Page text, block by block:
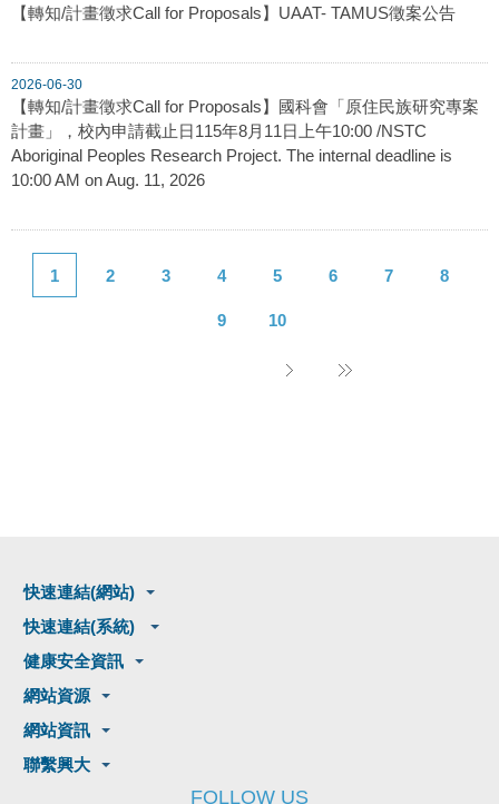
【轉知/計畫徵求Call for Proposals】UAAT- TAMUS徵案公告
2026-06-30
【轉知/計畫徵求Call for Proposals】國科會「原住民族研究專案
計畫」，校內申請截止日115年8月11日上午10:00 /NSTC
Aboriginal Peoples Research Project. The internal deadline is
10:00 AM on Aug. 11, 2026
1 2 3 4 5 6 7 8
9 10
快速連結(網站)
快速連結(系統)
健康安全資訊
網站資源
網站資訊
聯繫興大
FOLLOW US